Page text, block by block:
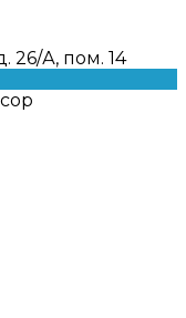
26/А, пом. 14